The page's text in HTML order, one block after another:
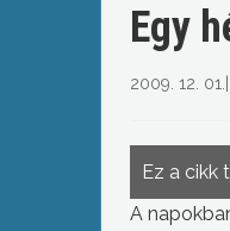
Egy
2009. 12. 01.
Ez a
A